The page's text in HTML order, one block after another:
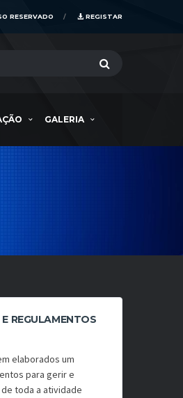
REGISTAR
RESERVADO
GALERIA
REGULAMENTOS
elaborados um
para gerir e
toda a atividade